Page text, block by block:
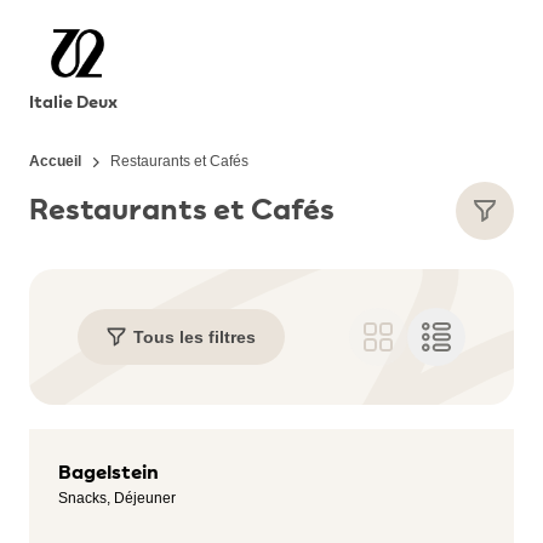
Italie Deux
Accueil Restaurants et Cafés
Restaurants et Cafés
Tous les filtres
Bagelstein
Snacks, Déjeuner